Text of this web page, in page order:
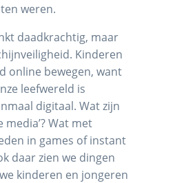
weren.
daadkrachtig, maar
Kinderen
online bewegen, want
leefwereld is
digitaal. Wat zijn
media’? Wat met
in games of instant
daar zien we dingen
kinderen en jongeren